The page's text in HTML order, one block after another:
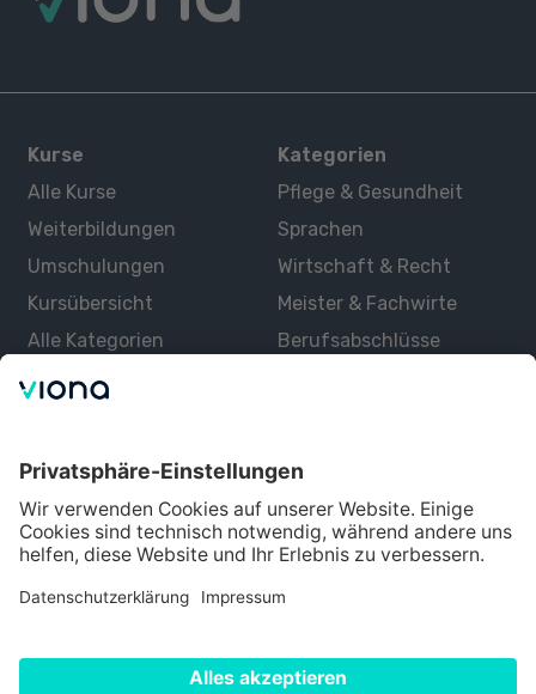
Kurse
Alle Kurse
Weiterbildungen
Umschulungen
Kursübersicht
Alle Kategorien
Kategorien
Pflege & Gesundheit
Sprachen
Wirtschaft & Recht
Meister & Fachwirte
Berufsabschlüsse
Über uns
Lernen mit Viona
Alle Partner
Partner werden